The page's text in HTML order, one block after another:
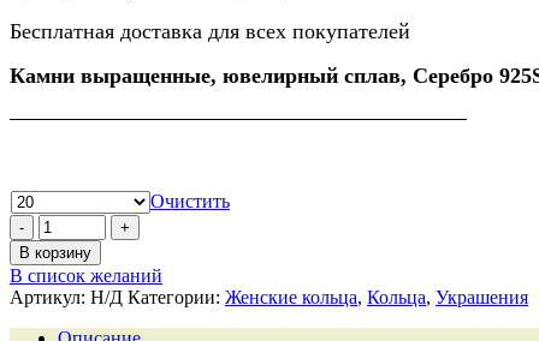
Бесплатная доставка для всех покупателей
Камни выращенные, ювелирный сплав, Серебро
Очистить
В корзину
В список желаний
Артикул: Н/Д Категории: Женские кольца, Кольца, Украшения